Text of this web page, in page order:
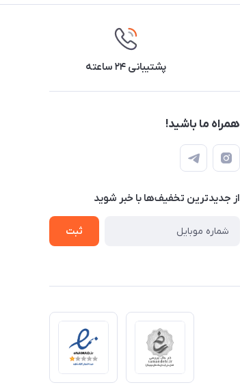
پشتیبانی ۲۴ ساعته
همراه ما باشید!
از جدید‌ترین تخفیف‌ها با‌ خبر شوید
ثبت